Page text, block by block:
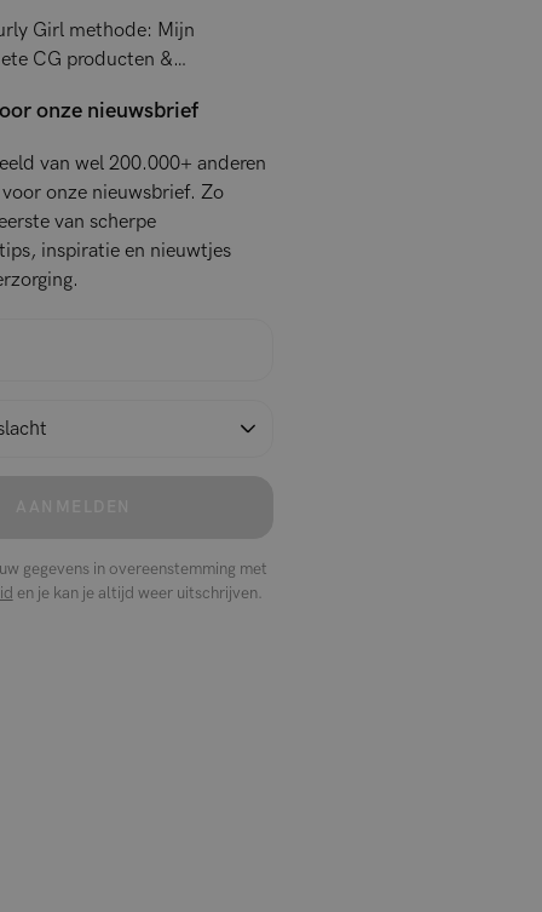
Girl methode: Mijn
CG producten &
onze nieuwsbrief
van wel 200.000+ anderen
onze nieuwsbrief. Zo
van scherpe
inspiratie en nieuwtjes
gegevens in overeenstemming met
en je kan je altijd weer uitschrijven.